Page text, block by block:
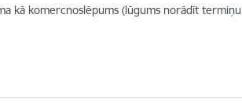
kā komercnoslēpums (lūgums norādīt